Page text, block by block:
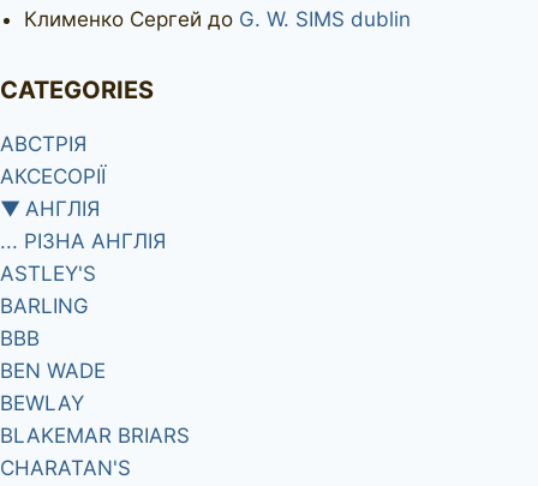
Клименко Сергей до G. W. SIMS dublin
CATEGORIES
АВСТРІЯ
АКСЕСОРІЇ
▼ АНГЛІЯ
... РІЗНА АНГЛІЯ
ASTLEY'S
BARLING
BBB
BEN WADE
BEWLAY
BLAKEMAR BRIARS
CHARATAN'S